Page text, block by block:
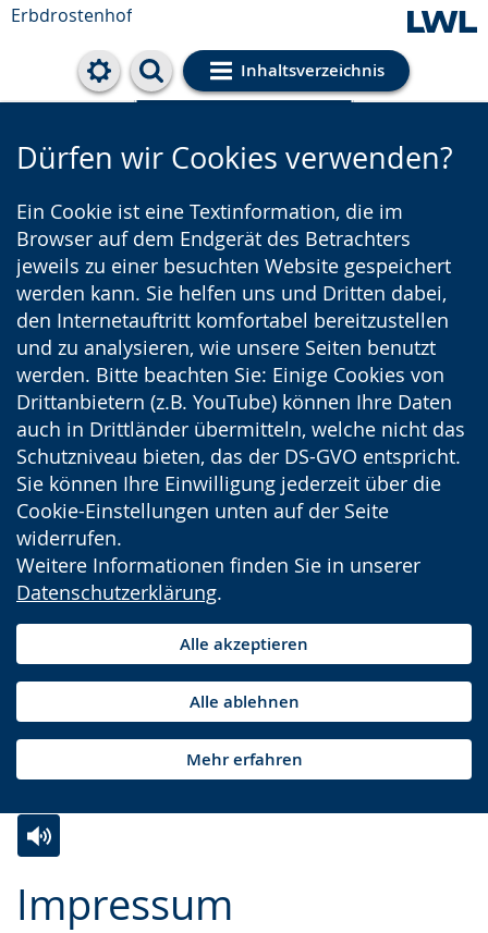
Erbdrostenhof
Inhaltsverzeichnis
Cookie-Einstellungen
Dürfen wir Cookies verwenden?
Ein Cookie ist eine Textinformation, die im
Browser auf dem Endgerät des Betrachters
jeweils zu einer besuchten Website gespeichert
werden kann. Sie helfen uns und Dritten dabei,
den Internetauftritt komfortabel bereitzustellen
und zu analysieren, wie unsere Seiten benutzt
werden. Bitte beachten Sie: Einige Cookies von
Drittanbietern (z.B. YouTube) können Ihre Daten
auch in Drittländer übermitteln, welche nicht das
Schutzniveau bieten, das der DS-GVO entspricht.
Sie können Ihre Einwilligung jederzeit über die
Cookie-Einstellungen unten auf der Seite
widerrufen.
Weitere Informationen finden Sie in unserer
Datenschutzerklärung.
Alle akzeptieren
Alle ablehnen
Mehr erfahren
Impressum
Leichten
Audio-
Video